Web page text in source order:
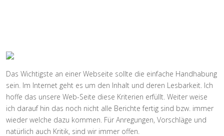
Das Wichtigste an einer Webseite sollte die einfache Handhabung
sein. Im Internet geht es um den Inhalt und deren Lesbarkeit. Ich
hoffe das unsere Web-Seite diese Kriterien erfüllt. Weiter weise
ich darauf hin das noch nicht alle Berichte fertig sind bzw. immer
wieder welche dazu kommen. Für Anregungen, Vorschläge und
natürlich auch Kritik, sind wir immer offen.